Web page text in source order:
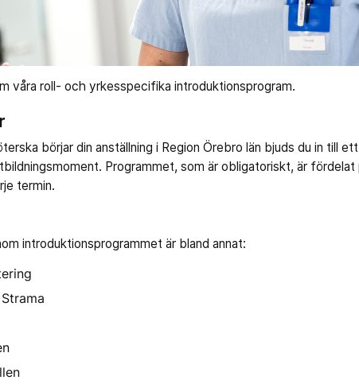
våra roll- och yrkesspecifika introduktionsprogram.
börjar din anställning i Region Örebro län bjuds du in till
Programmet, som är obligatoriskt, är
termin.
introduktionsprogrammet är bland annat: